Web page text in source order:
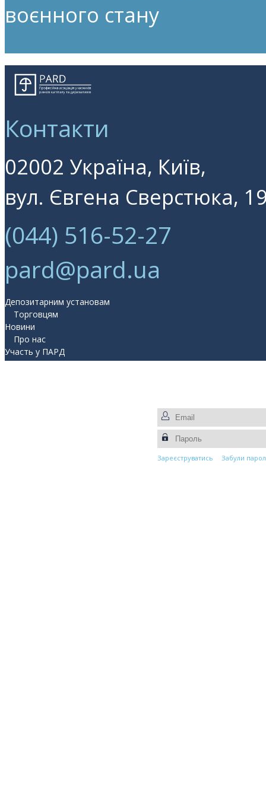
воєнного стану
Контакти
02002 Україна, Київ,
вул. Євгена Сверстюка,
(044) 516-52-27
pard@pard.ua
Депозитарним установам
Торговцям
Новини
Про нас
Участь у ПАРД
Прес-центр
Зареєструватись Забули